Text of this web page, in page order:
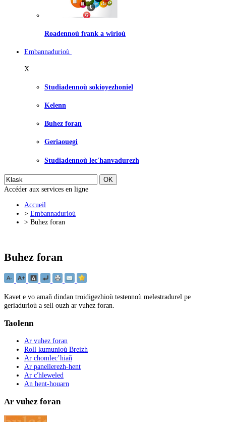
Roadennoù frank a wirioù
Embannadurioù
X
Studiadennoù sokioyezhoniel
Kelenn
Buhez foran
Geriaouegi
Studiadennoù lec'hanvadurezh
Accéder aux services en ligne
Accueil
> Embannadurioù
> Buhez foran
Buhez foran
Kavet e vo amañ dindan troidigezhioù testennoù melestradurel pe
geriadurioù a sell ouzh ar vuhez foran.
Taolenn
Ar vuhez foran
Roll kumunioù Breizh
Ar chomlec’hiañ
Ar panellerezh-hent
Ar c'hleweled
An hent-houarn
Ar vuhez foran